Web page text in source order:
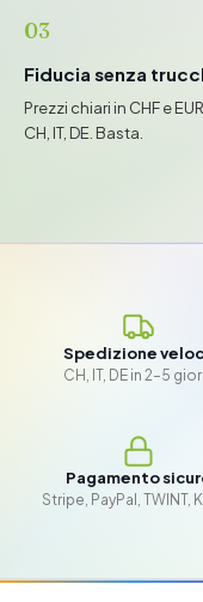
03
Fiducia senza
Prezzi chiari in CHF e
CH, IT, DE. Basta.
Spedizione
CH, IT, DE in 2–5
Pagamento
Stripe, PayPal, TWINT,